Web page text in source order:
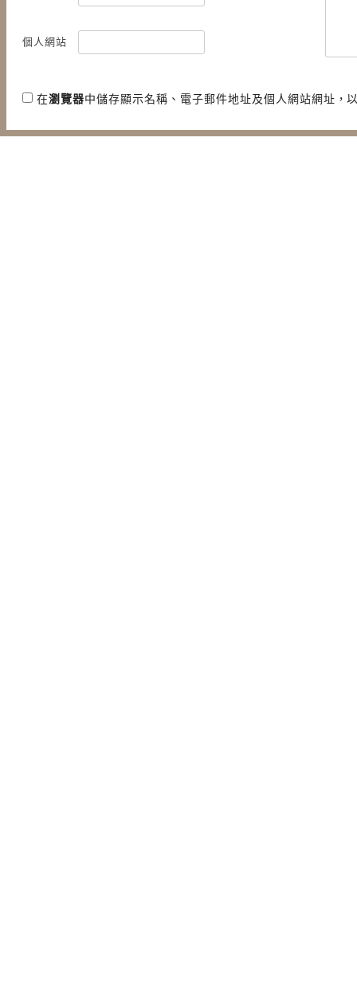
個人網站
在瀏覽器中儲存顯示名稱、電子郵件地址及個人網站網址，